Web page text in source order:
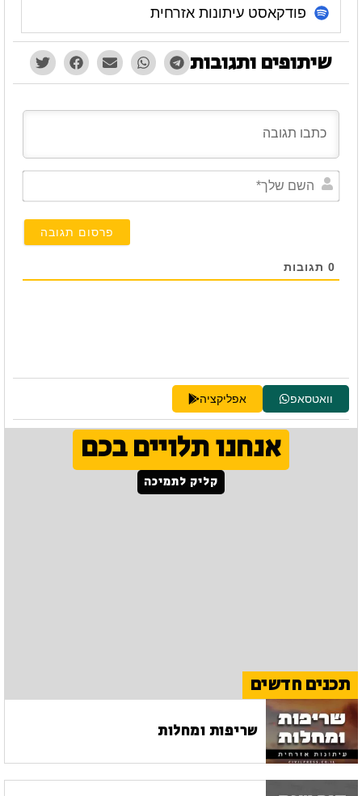
פודקאסט עיתונות אזרחית
שיתופים ותגובות
0 תגובות
וואטסאפ אפליקציה
אנחנו תלויים בכם
קליק לתמיכה
תכנים חדשים
שריפות ומחלות